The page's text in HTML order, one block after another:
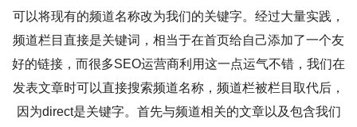
可以将现有的频道名称改为我们的关键字。经过大量实践，
频道栏目直接是关键词，相当于在首页给自己添加了一个友
好的链接，而很多SEO运营商利用这一点运气不错，我们在
发表文章时可以直接搜索频道名称，频道栏被栏目取代后，
因为direct是关键字。首先与频道相关的文章以及包含我们